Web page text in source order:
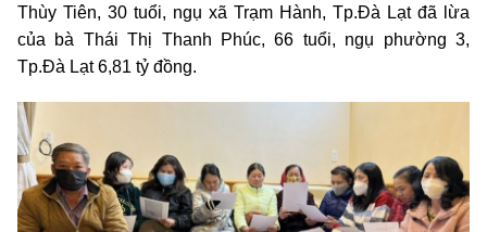
Thùy Tiên, 30 tuổi, ngụ xã Trạm Hành, Tp.Đà Lạt đã lừa
của bà Thái Thị Thanh Phúc, 66 tuổi, ngụ phường 3,
Tp.Đà Lạt 6,81 tỷ đồng.